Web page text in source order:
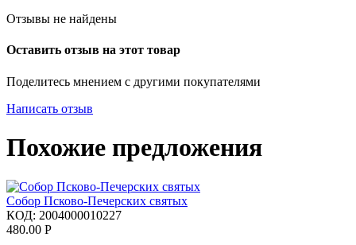
Отзывы не найдены
Оставить отзыв на этот товар
Поделитесь мнением с другими покупателями
Написать отзыв
Похожие предложения
Собор Псково-Печерских святых
КОД: 2004000010227
480.00 Р